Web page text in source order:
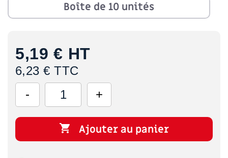
Boîte de 10 unités
5,19 € HT
6,23 € TTC
 Ajouter au panier